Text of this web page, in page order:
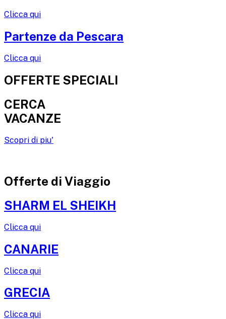
Clicca qui
Partenze da Pescara
Clicca qui
OFFERTE SPECIALI
CERCA
VACANZE
Scopri di piu'
Offerte di Viaggio
SHARM EL SHEIKH
Clicca qui
CANARIE
Clicca qui
GRECIA
Clicca qui